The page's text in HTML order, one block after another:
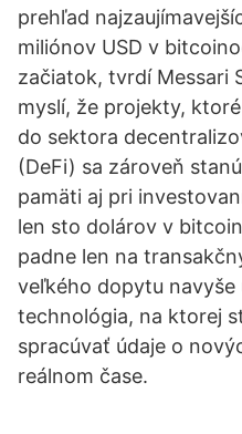
prehľad
miliónov USD v
začiatok, tvrdí Messari
myslí, že projekty,
do sektora
(DeFi) sa zároveň
pamäti aj pri
len sto dolárov v
padne len na
veľkého dopytu
technológia, na ktorej
spracúvať údaje o
reálnom čase.